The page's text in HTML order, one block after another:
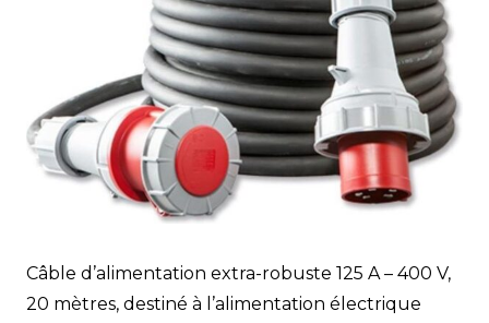
Câble d’alimentation extra-robuste 125 A – 400 V,
20 mètres, destiné à l’alimentation électrique